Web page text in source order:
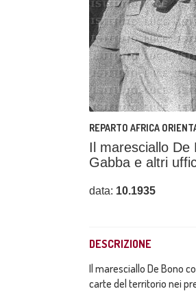
REPARTO AFRICA
Il maresciallo De
Gabba e altri
data: 10.1935
DESCRIZIONE
Il maresciallo De Bono
carte del territorio nei